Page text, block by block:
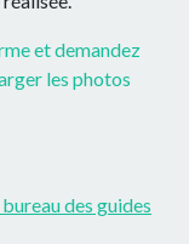
et demandez
les photos
des guides